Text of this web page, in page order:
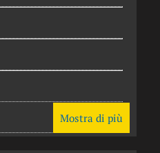
Mostra di più